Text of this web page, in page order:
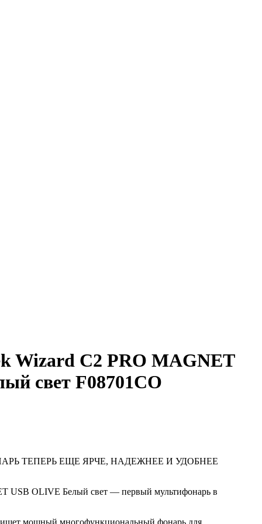
Wizard C2 PRO MAGNET
свет F08701CO
ТЕПЕРЬ ЕЩЕ ЯРЧЕ, НАДЕЖНЕЕ И УДОБНЕЕ
USB OLIVE Белый свет — первый мультифонарь в